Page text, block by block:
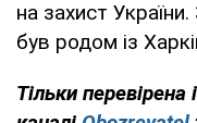
на захист
був родом із
Тільки перевірена